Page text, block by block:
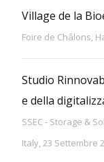
Village de la
Foire de Châlons,
Studio
e della
SSEC - Storage &
Italy, 23 Settembre